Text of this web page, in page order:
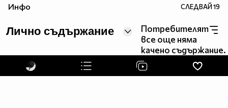
Инфо СЛЕДВАЙ19
Лично съдържание
Потребителят
все още няма
качено съдържание.